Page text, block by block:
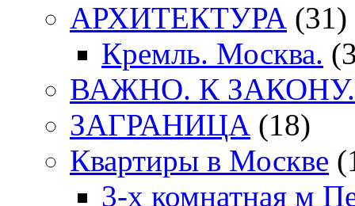
АРХИТЕКТУРА (31)
Кремль. Москва.
ВАЖНО. К ЗАКОНУ.
ЗАГРАНИЦА (18)
Квартиры в Москве
3-х комнатная м